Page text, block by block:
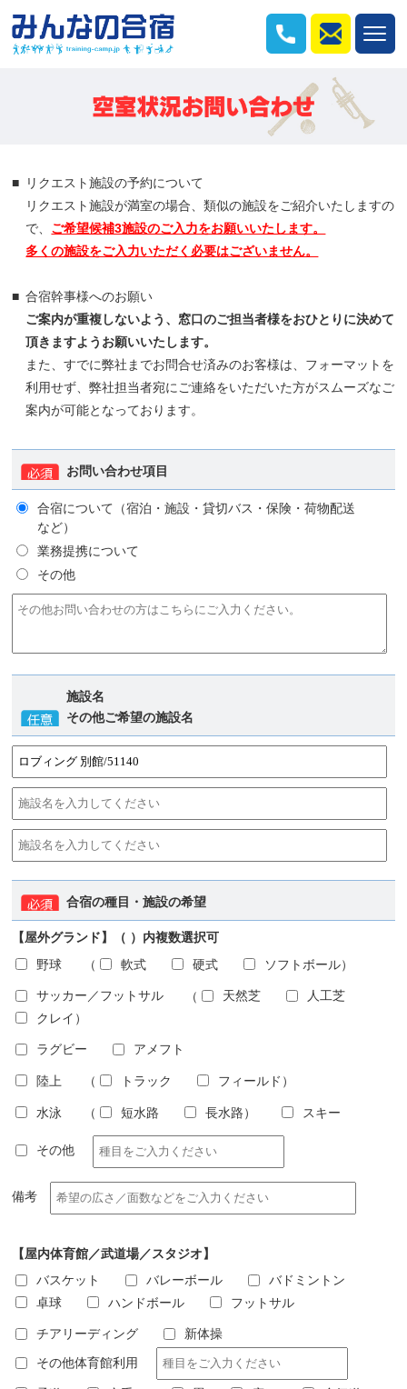
リクエスト施設の予約について
リクエスト施設が満室の場合、類似の施設をご紹介いたしますの
で、 ご希望候補3施設のご入力をお願いいたします。
多くの施設をご入力いただく必要はございません。
合宿幹事様へのお願い
ご案内が重複しないよう、窓口のご担当者様をおひとりに決めて
頂きますようお願いいたします。
また、すでに弊社までお問合せ済みのお客様は、フォーマットを
利用せず、弊社担当者宛にご連絡をいただいた方がスムーズなご
案内が可能となっております。
お問い合わせ項目
合宿について（宿泊・施設・貸切バス・保険・荷物配送
など）
業務提携について
その他
施設名
その他ご希望の施設名
合宿の種目・施設の希望
【屋外グランド】（ ）内複数選択可
野球
（ 軟式 硬式 ソフトボール）
サッカー／フットサル （ 天然芝
人工芝
クレイ ）
ラグビー アメフト
陸上 （ トラック フィールド ）
水泳 （ 短水路 長水路） スキー
その他
備考
【屋内体育館／武道場／スタジオ】
バスケット
バレーボール
バドミントン
卓球
ハンドボール フットサル
チアリーディング
新体操
その他体育館利用